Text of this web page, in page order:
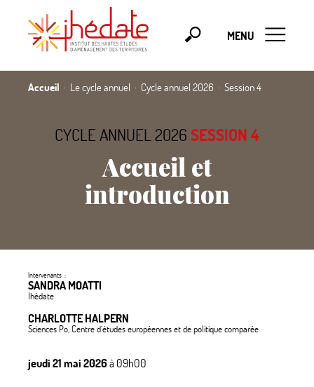
MENU
Accueil Le cycle annuel Cycle annuel 2026 Session 4
CYCLE ANNUEL 2026 SESSION 4
Accueil et
introduction
Intervenants :
SANDRA MOATTI
Ihédate
CHARLOTTE HALPERN
Sciences Po, Centre d’études européennes et de politique comparée
jeudi 21 mai 2026à 09h00